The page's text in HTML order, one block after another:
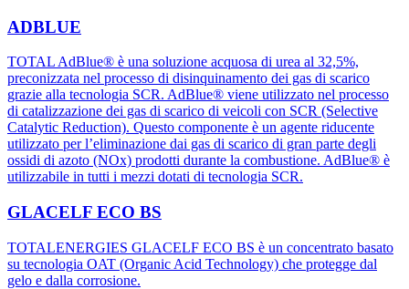
ADBLUE
TOTAL AdBlue® è una soluzione acquosa di urea al 32,5%,
preconizzata nel processo di disinquinamento dei gas di scarico
grazie alla tecnologia SCR. AdBlue® viene utilizzato nel processo
di catalizzazione dei gas di scarico di veicoli con SCR (Selective
Catalytic Reduction). Questo componente è un agente riducente
utilizzato per l’eliminazione dai gas di scarico di gran parte degli
ossidi di azoto (NOx) prodotti durante la combustione. AdBlue® è
utilizzabile in tutti i mezzi dotati di tecnologia SCR.
GLACELF ECO BS
TOTALENERGIES GLACELF ECO BS è un concentrato basato
su tecnologia OAT (Organic Acid Technology) che protegge dal
gelo e dalla corrosione.